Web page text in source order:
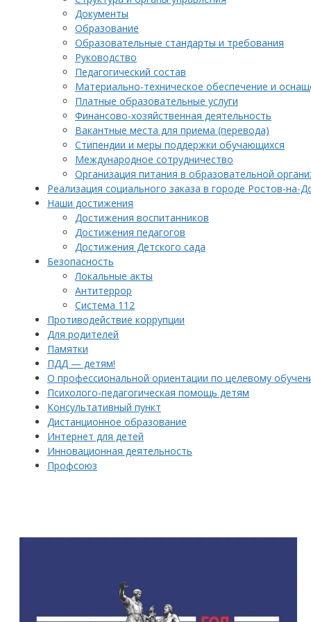
Документы
Образование
Образовательные стандарты и требования
Руководство
Педагогический состав
Материально-техническое обеспечение и
Платные образовательные услуги
Финансово-хозяйственная деятельность
Вакантные места для приема (перевода)
Стипендии и меры поддержки обучающихся
Международное сотрудничество
Организация питания в образовательной
Реализация социального заказа в городе Ростов-на-
Наши достижения
Достижения воспитанников
Достижения педагогов
Достижения Детского сада
Безопасность
Локальные акты
Антитеррор
Система 112
Противодействие коррупции
Для родителей
Памятки
ПДД — детям!
О профессиональной ориентации по целевому
Психолого-педагогическая помощь детям
Консультативный пункт
Дистанционное образование
Интернет для детей
Инновационная деятельность
Профсоюз